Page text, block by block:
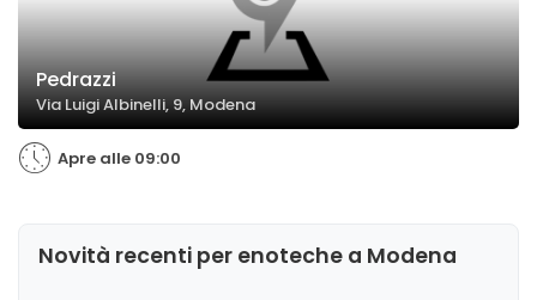
Pedrazzi
Via Luigi Albinelli, 9, Modena
Apre alle 09:00
Novità recenti per enoteche a Modena